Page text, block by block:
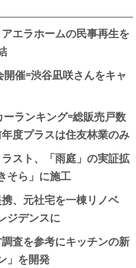
エラホームの民事再生を
催=渋谷凪咲さんをキャ
ランキング=総販売戸数
度プラスは住友林業のみ
スト、「雨庭」の実証拡
そら」に施工
、元社宅を一棟リノベ
ジデンスに
査を参考にキッチンの新
」を開発